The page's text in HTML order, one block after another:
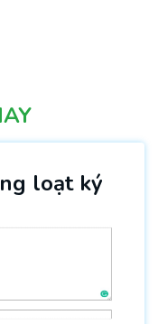
loạt ký